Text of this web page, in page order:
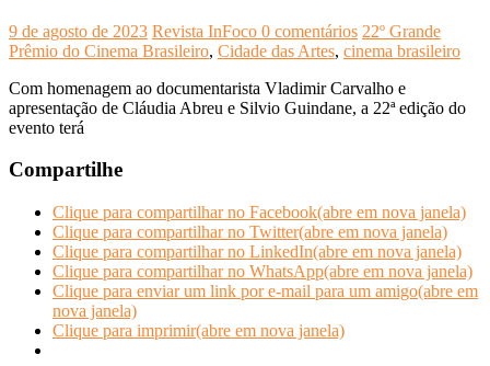
9 de agosto de 2023 Revista InFoco 0 comentários 22º Grande
Prêmio do Cinema Brasileiro, Cidade das Artes, cinema brasileiro
Com homenagem ao documentarista Vladimir Carvalho e
apresentação de Cláudia Abreu e Silvio Guindane, a 22ª edição do
evento terá
Compartilhe
Clique para compartilhar no Facebook(abre em nova janela)
Clique para compartilhar no Twitter(abre em nova janela)
Clique para compartilhar no LinkedIn(abre em nova janela)
Clique para compartilhar no WhatsApp(abre em nova janela)
Clique para enviar um link por e-mail para um amigo(abre em
nova janela)
Clique para imprimir(abre em nova janela)